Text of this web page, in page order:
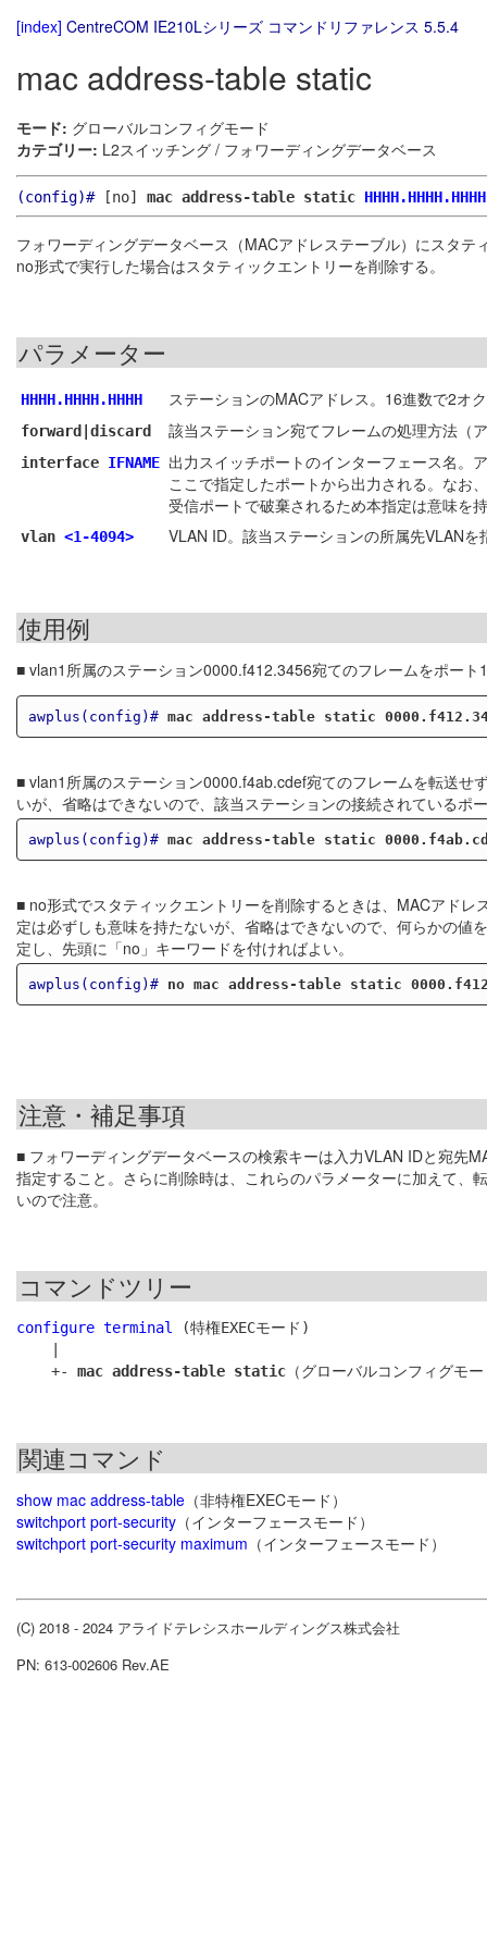
[index] CentreCOM IE210Lシリーズ コマンドリファレンス 5.5.4
mac address-table static
モード: グローバルコンフィグモード
カテゴリー: L2スイッチング / フォワーディングデータベース
(config)#[no] mac address-table static HHHH.HHHH.HHHH
フォワーディングデータベース（MACアドレステーブル）にスタテ
no形式で実行した場合はスタティックエントリーを削除する。
パラメーター
HHHH.HHHH.HHHH ステーションのMACアドレス。16進数で2オ
forward|discard 該当ステーション宛てフレームの処理方法（
interface IFNAME 出力スイッチポートのインターフェース名。
ここで指定したポートから出力される。なお
受信ポートで破棄されるため本指定は意味を
vlan <1-4094> VLAN ID。該当ステーションの所属先VLANを
使用例
■ vlan1所属のステーション0000.f412.3456宛てのフレームをポー
awplus(config)# mac address-table static
■ vlan1所属のステーション0000.f4ab.cdef宛てのフレームを転送
いが、省略はできないので、該当ステーションの接続されている
awplus(config)# mac address-table static
■ no形式でスタティックエントリーを削除するときは、MACアド
定は必ずしも意味を持たないが、省略はできないので、何らかの
定し、先頭に「no」キーワードを付ければよい。
awplus(config)# no mac address-table static
注意・補足事項
■ フォワーディングデータベースの検索キーは入力VLAN IDと宛先
指定すること。さらに削除時は、これらのパラメーターに加えて
いので注意。
コマンドツリー
configure terminal
(特権EXECモード)
    +-
mac address-table static
関連コマンド
show mac address-table （非特権EXECモード）
switchport port-security （インターフェースモード）
switchport port-security maximum （インターフェースモード）
(C) 2018 - 2024 アライドテレシスホールディングス株式会社
PN: 613-002606 Rev.AE